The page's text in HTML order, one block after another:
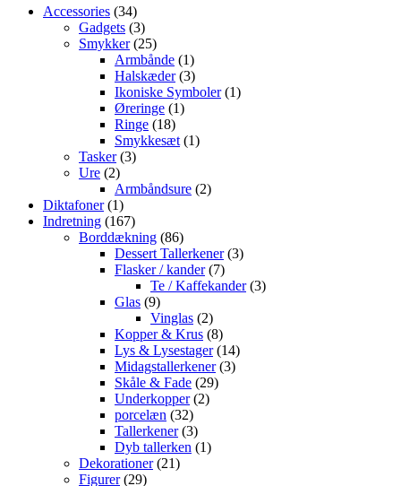
Accessories 3434
varer
Gadgets 33
varer
Smykker 2525
varer
Armbånde 11
vare
Halskæder 33
varer
Ikoniske Symboler 11
Øreringe 11
Ringe 1818
varer
Smykkesæt 11
Tasker 33
Ure 22
varer
Armbåndsure 22
Diktafoner 11
vare
Indretning 167167
varer
Borddækning 8686
varer
Dessert Tallerkener 33
Flasker / kander 77
varer
Te / Kaffekander 33
Glas 99
varer
Vinglas 22
varer
Kopper & Krus 88
varer
Lys & Lysestager 1414
varer
Midagstallerkener 33
Skåle & Fade 2929
Underkopper 22
porcelæn 3232
varer
Tallerkener 33
varer
Dyb tallerken 11
Dekorationer 2121
Figurer 2929